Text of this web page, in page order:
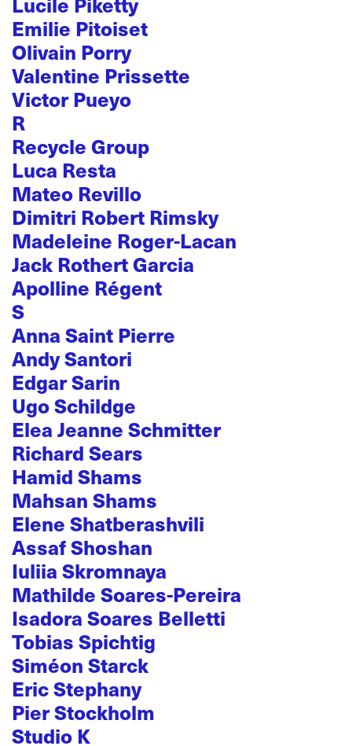
Emilie Pitoiset
Olivain Porry
Valentine Prissette
Victor Pueyo
R
Recycle Group
Luca Resta
Mateo Revillo
Dimitri Robert Rimsky
Madeleine Roger-Lacan
Jack Rothert Garcia
Apolline Régent
S
Anna Saint Pierre
Andy Santori
Edgar Sarin
Ugo Schildge
Elea Jeanne Schmitter
Richard Sears
Hamid Shams
Mahsan Shams
Elene Shatberashvili
Assaf Shoshan
Iuliia Skromnaya
Mathilde Soares-Pereira
Isadora Soares Belletti
Tobias Spichtig
Siméon Starck
Eric Stephany
Pier Stockholm
Studio K